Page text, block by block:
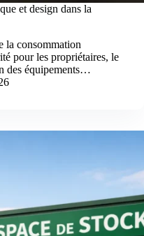
et design dans la
la consommation
pour les propriétaires, le
des équipements…